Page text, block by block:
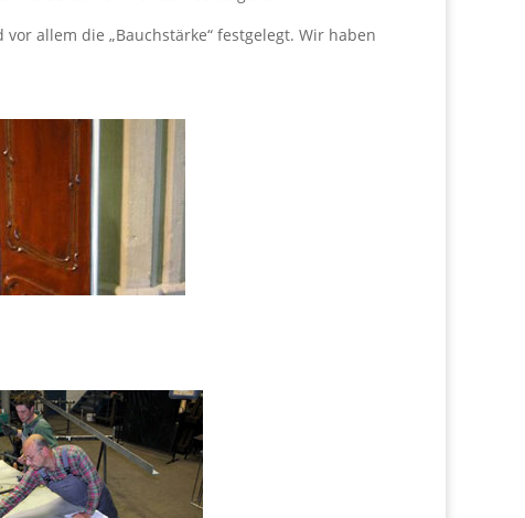
allem die „Bauchstärke“ festgelegt. Wir haben